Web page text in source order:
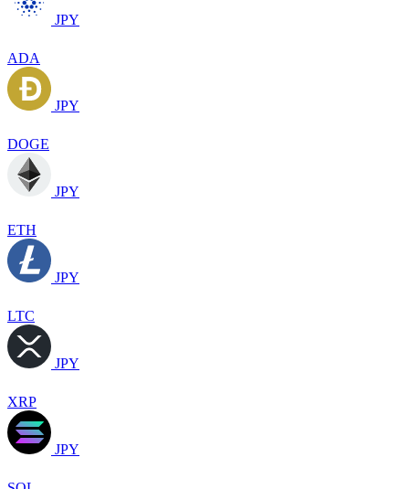
JPY
ADA
JPY
DOGE
JPY
ETH
JPY
LTC
JPY
XRP
JPY